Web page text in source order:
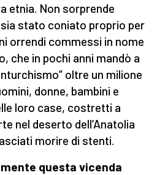
etnia. Non sorprende
stato coniato proprio per
orrendi commessi in nome
che in pochi anni mandò a
oltre un milione
donne, bambini e
loro case, costretti a
nel deserto dell’Anatolia
morire di stenti.
questa vicenda